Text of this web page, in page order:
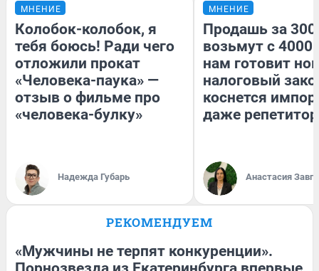
МНЕНИЕ
Колобок-колобок, я
тебя боюсь! Ради чего
отложили прокат
«Человека-паука» —
отзыв о фильме про
«человека-булку»
Надежда Губарь
МНЕНИЕ
Продашь за
возьмут с
нам готовит
налоговый
коснется
даже
Анастасия
РЕКОМЕНДУЕМ
«Мужчины не терпят конкуренции».